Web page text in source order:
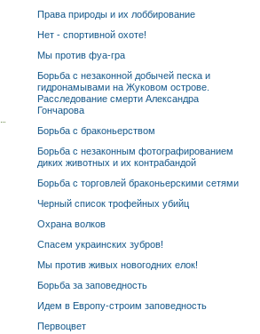
Права природы и их лоббирование
Нет - спортивной охоте!
Мы против фуа-гра
Борьба с незаконной добычей песка и
гидронамывами на Жуковом острове.
Расследование смерти Александра
Гончарова
Борьба с браконьерством
Борьба с незаконным фотографированием
диких животных и их контрабандой
Борьба с торговлей браконьерскими сетями
Черный список трофейных убийц
Охрана волков
Спасем украинских зубров!
Мы против живых новогодних елок!
Борьба за заповедность
Идем в Европу-строим заповедность
Первоцвет